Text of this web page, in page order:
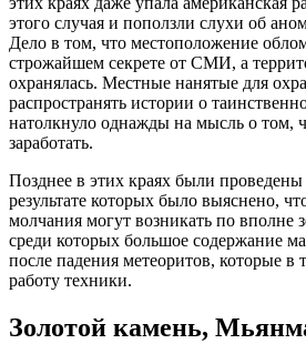
этого случая и поползли слухи об
Дело в том, что местоположение
строжайшем секрете от СМИ, а
охранялась. Местные нанятые для
распространять истории о
натолкнуло однажды на мысль о том,
заработать.
Позднее в этих краях были проведены
результате которых было выяснено,
молчания могут возникать по
среди которых большое содержание
после падения метеоритов, которые в
работу техники.
Золотой камень,